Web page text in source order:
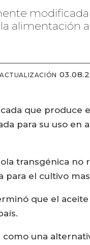
alimentación
que produce
para su uso
transgénica
para el cultivo
que el
como una